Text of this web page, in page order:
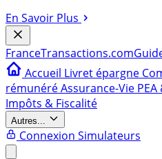
En Savoir Plus
FranceTransactions.com
Accueil Livret épargne
rémunéréAssurance-Vie
Impôts & Fiscalité
Autres...
Connexion Simulateurs